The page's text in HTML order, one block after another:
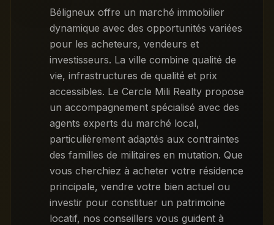
Béligneux offre un marché immobilier
dynamique avec des opportunités variées
pour les acheteurs, vendeurs et
investisseurs. La ville combine qualité de
vie, infrastructures de qualité et prix
accessibles. Le Cercle Mili Realty propose
un accompagnement spécialisé avec des
agents experts du marché local,
particulièrement adaptés aux contraintes
des familles de militaires en mutation. Que
vous cherchiez à acheter votre résidence
principale, vendre votre bien actuel ou
investir pour constituer un patrimoine
locatif, nos conseillers vous guident à